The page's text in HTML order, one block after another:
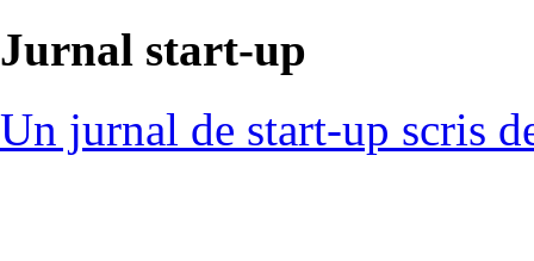
Jurnal start-up
Un jurnal de start-up scris